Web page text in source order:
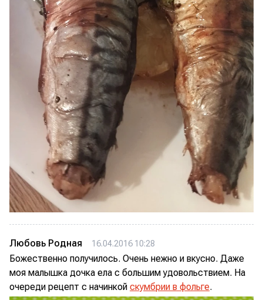
Любовь Родная 16.04.2016 10:28
Божественно получилось. Очень нежно и вкусно. Даже
моя малышка дочка ела с большим удовольствием. На
очереди рецепт с начинкой скумбрии в фольге.